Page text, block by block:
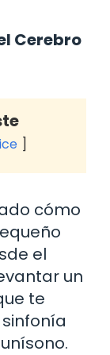
Cerebro
cómo
el
un
te